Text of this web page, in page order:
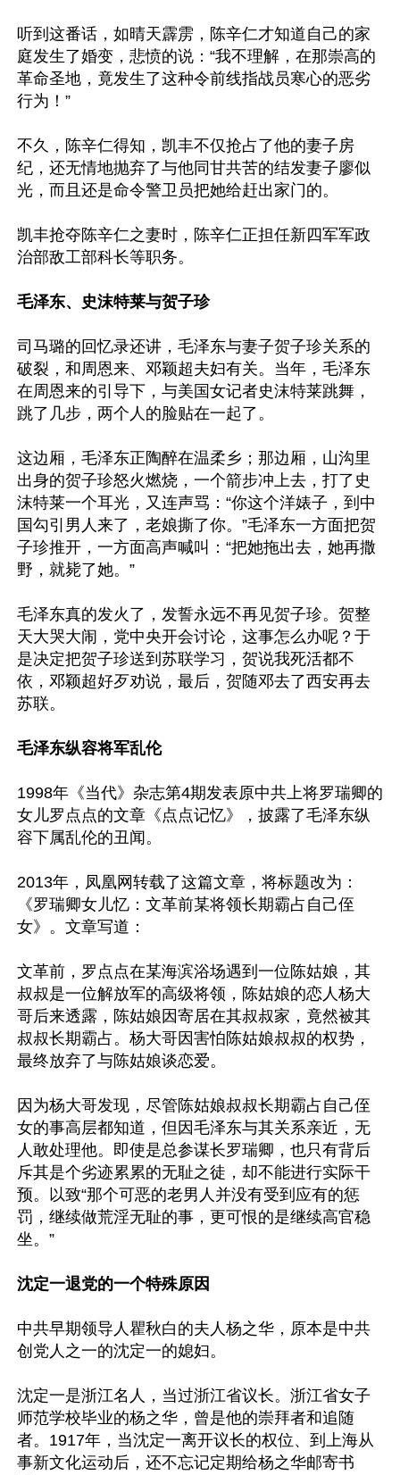
听到这番话，如晴天霹雳，陈辛仁才知道自己的家
庭发生了婚变，悲愤的说：“我不理解，在那崇高的
革命圣地，竟发生了这种令前线指战员寒心的恶劣
行为！”
不久，陈辛仁得知，凯丰不仅抢占了他的妻子房
纪，还无情地抛弃了与他同甘共苦的结发妻子廖似
光，而且还是命令警卫员把她给赶出家门的。
凯丰抢夺陈辛仁之妻时，陈辛仁正担任新四军军政
治部敌工部科长等职务。
毛泽东、史沫特莱与贺子珍
司马璐的回忆录还讲，毛泽东与妻子贺子珍关系的
破裂，和周恩来、邓颖超夫妇有关。当年，毛泽东
在周恩来的引导下，与美国女记者史沫特莱跳舞，
跳了几步，两个人的脸贴在一起了。
这边厢，毛泽东正陶醉在温柔乡；那边厢，山沟里
出身的贺子珍怒火燃烧，一个箭步冲上去，打了史
沫特莱一个耳光，又连声骂：“你这个洋婊子，到中
国勾引男人来了，老娘撕了你。”毛泽东一方面把贺
子珍推开，一方面高声喊叫：“把她拖出去，她再撒
野，就毙了她。”
毛泽东真的发火了，发誓永远不再见贺子珍。贺整
天大哭大闹，党中央开会讨论，这事怎么办呢？于
是决定把贺子珍送到苏联学习，贺说我死活都不
依，邓颖超好歹劝说，最后，贺随邓去了西安再去
苏联。
毛泽东纵容将军乱伦
1998年《当代》杂志第4期发表原中共上将罗瑞卿的
女儿罗点点的文章《点点记忆》，披露了毛泽东纵
容下属乱伦的丑闻。
2013年，凤凰网转载了这篇文章，将标题改为：
《罗瑞卿女儿忆：文革前某将领长期霸占自己侄
女》。文章写道：
文革前，罗点点在某海滨浴场遇到一位陈姑娘，其
叔叔是一位解放军的高级将领，陈姑娘的恋人杨大
哥后来透露，陈姑娘因寄居在其叔叔家，竟然被其
叔叔长期霸占。杨大哥因害怕陈姑娘叔叔的权势，
最终放弃了与陈姑娘谈恋爱。
因为杨大哥发现，尽管陈姑娘叔叔长期霸占自己侄
女的事高层都知道，但因毛泽东与其关系亲近，无
人敢处理他。即使是总参谋长罗瑞卿，也只有背后
斥其是个劣迹累累的无耻之徒，却不能进行实际干
预。以致“那个可恶的老男人并没有受到应有的惩
罚，继续做荒淫无耻的事，更可恨的是继续高官稳
坐。”
沈定一退党的一个特殊原因
中共早期领导人瞿秋白的夫人杨之华，原本是中共
创党人之一的沈定一的媳妇。
沈定一是浙江名人，当过浙江省议长。浙江省女子
师范学校毕业的杨之华，曾是他的崇拜者和追随
者。1917年，当沈定一离开议长的权位、到上海从
事新文化运动后，还不忘记定期给杨之华邮寄书